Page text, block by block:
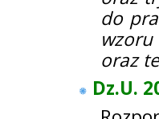
do
oraz
Dz.U.